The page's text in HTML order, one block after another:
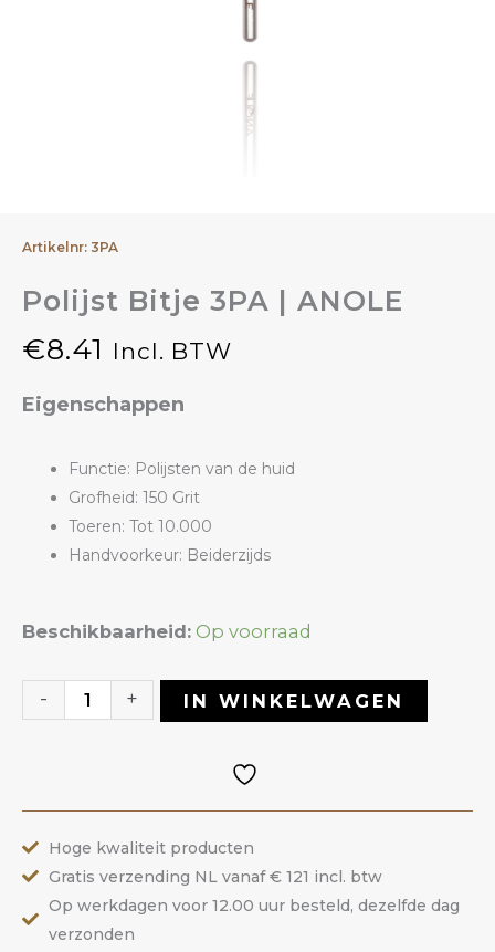
Artikelnr: 3PA
Polijst Bitje 3PA | ANOLE
€8.41 Incl. BTW
Eigenschappen
Functie: Polijsten van de huid
Grofheid: 150 Grit
Toeren: Tot 10.000
Handvoorkeur: Beiderzijds
Beschikbaarheid: Op voorraad
-
Polijst
3PA
+ IN WINKELWAGEN
Hoge kwaliteit producten
Gratis verzending NL vanaf € 121 incl. btw
Op werkdagen voor 12.00 uur besteld, dezelfde dag
verzonden